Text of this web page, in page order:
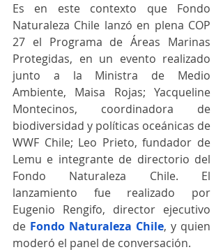
Es en este contexto que Fondo
Naturaleza Chile lanzó en plena COP
27 el Programa de Áreas Marinas
Protegidas, en un evento realizado
junto a la Ministra de Medio
Ambiente, Maisa Rojas; Yacqueline
Montecinos, coordinadora de
biodiversidad y políticas oceánicas de
WWF Chile; Leo Prieto, fundador de
Lemu e integrante de directorio del
Fondo Naturaleza Chile. El
lanzamiento fue realizado por
Eugenio Rengifo, director ejecutivo
de Fondo Naturaleza Chile, y quien
moderó el panel de conversación.